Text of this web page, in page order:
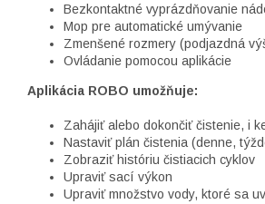
Bezkontaktné vyprázdňovanie
Mop pre automatické umývanie
Zmenšené rozmery (podjazdná
Ovládanie pomocou aplikácie
Aplikácia ROBO umožňuje:
Zahájiť alebo dokončiť čistenie, i
Nastaviť plán čistenia (denne,
Zobraziť históriu čistiacich cyklov
Upraviť sací výkon
Upraviť množstvo vody, ktoré sa